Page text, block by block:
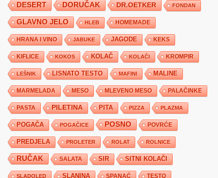
DESERT DORUČAK DR.OETKER FONDAN
GLAVNO JELO HLEB HOMEMADE
HRANA I VINO JABUKE JAGODE KEKS
KIFLICE KOKOS KOLAČ KOLAČI KROMPIR
LEŠNIK LISNATO TESTO MAFINI MALINE
MARMELADA MESO MLEVENO MESO PALAČINKE
PASTA PILETINA PITA PIZZA PLAZMA
POGAČA POGAČICE POSNO POVRĆE
PREDJELA PROLETER ROLAT ROLNICE
RUČAK SALATA SIR SITNI KOLAČI
SLADOLED SLANINA SPANAĆ TESTO